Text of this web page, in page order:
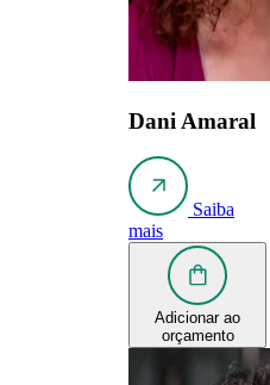
Dani Amaral
Saiba
mais
Adicionar ao
orçamento